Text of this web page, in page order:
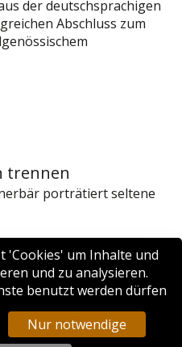
der deutschsprachigen
Abschluss zum
trennen
porträtiert seltene
»
'Cookies' um Inhalte und
und zu analysieren.
benutzt werden dürfen
Nur notwendige